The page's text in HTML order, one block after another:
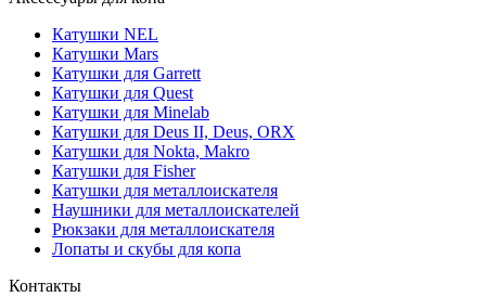
Катушки NEL
Катушки Mars
Катушки для Garrett
Катушки для Quest
Катушки для Minelab
Катушки для Deus II, Deus, ORX
Катушки для Nokta, Makro
Катушки для Fisher
Катушки для металлоискателя
Наушники для металлоискателей
Рюкзаки для металлоискателя
Лопаты и скубы для копа
Контакты